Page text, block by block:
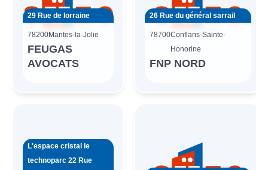
29 Rue de lorraine
78200Mantes-la-Jolie
FEUGAS
AVOCATS
26 Rue du général sarrail
78700Conflans-Sainte-
Honorine
FNP NORD
L'espace cristal le
technoparc 22 Rue